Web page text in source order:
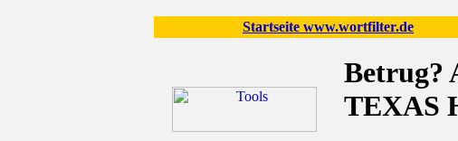
Startseite www.wortfilter.de
Betrug?
TEXAS